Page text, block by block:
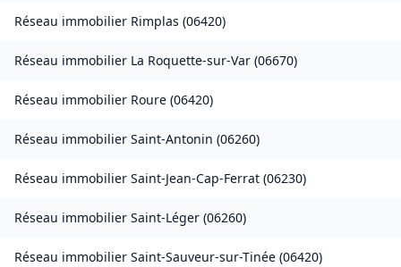
Réseau immobilier Rimplas (06420)
Réseau immobilier La Roquette-sur-Var (06670)
Réseau immobilier Roure (06420)
Réseau immobilier Saint-Antonin (06260)
Réseau immobilier Saint-Jean-Cap-Ferrat (06230)
Réseau immobilier Saint-Léger (06260)
Réseau immobilier Saint-Sauveur-sur-Tinée (06420)